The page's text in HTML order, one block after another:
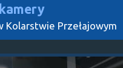
Kolarstwie Przełajowym